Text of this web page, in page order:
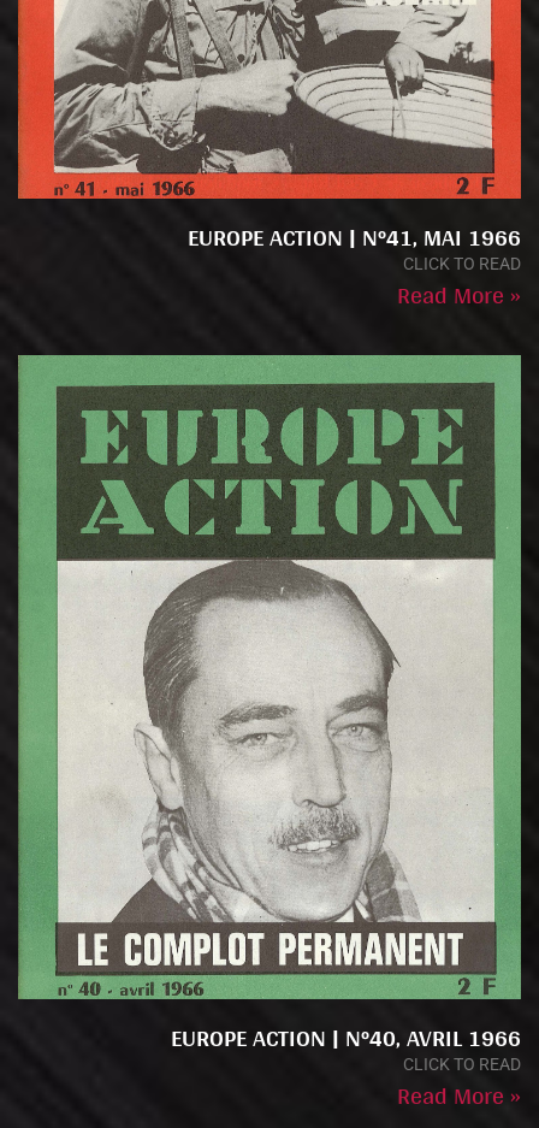
EUROPE ACTION | N°41, MAI 1966
CLICK TO READ
Read More »
EUROPE ACTION | N°40, AVRIL 1966
CLICK TO READ
Read More »